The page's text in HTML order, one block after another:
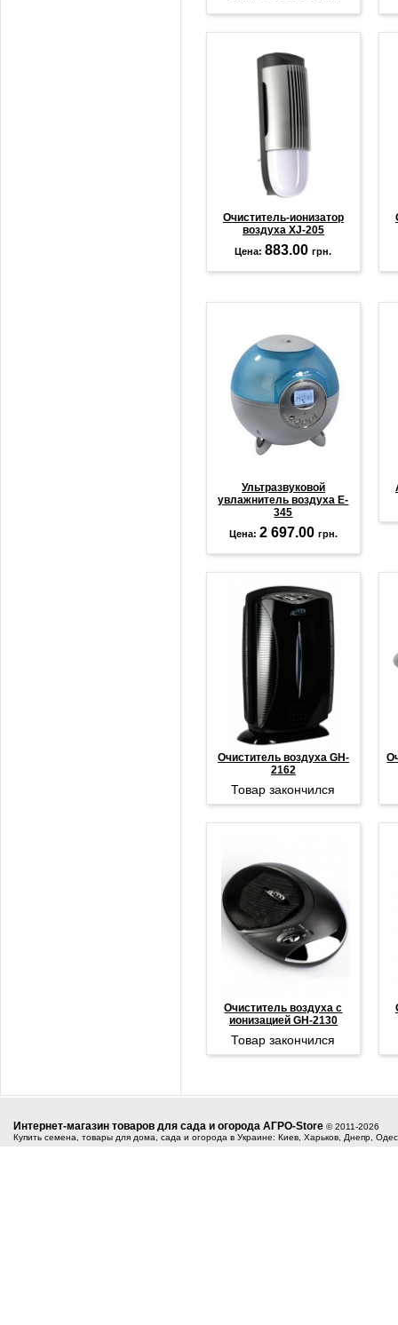
Очиститель-ионизатор
воздуха XJ-205
Цена:883.00грн.
Ультразвуковой
увлажнитель воздуха E-
345
Цена: 2 697.00 грн.
Очиститель воздуха GH-
2162
Товар закончился
Очиститель воздуха с
ионизацией GH-2130
Товар закончился
Интернет-магазин товаров для сада и огорода АГРО-Store © 2011-2026
Купить семена, товары для дома, сада и огорода в Украине: Киев, Харьков, Днепр,